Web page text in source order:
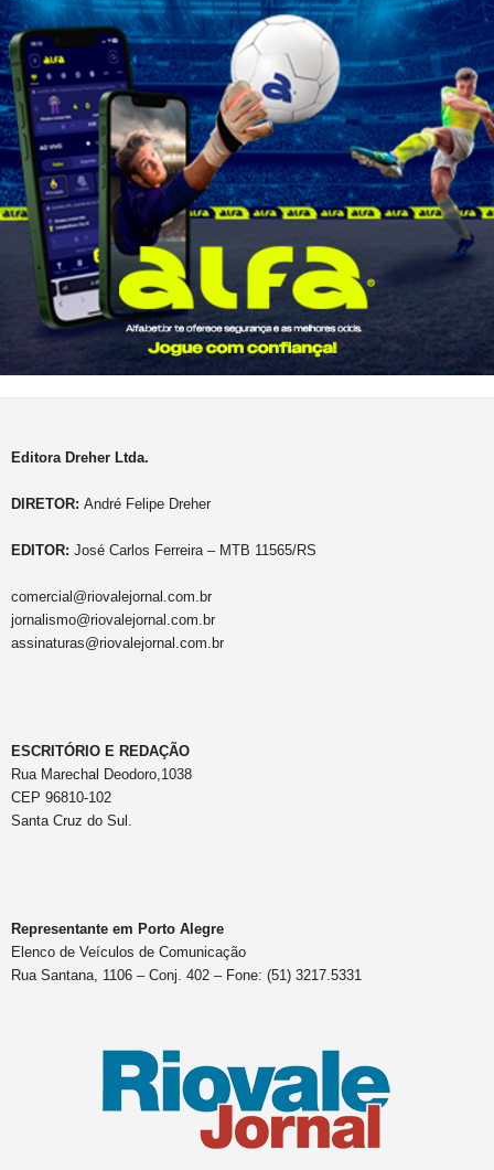
Editora Dreher Ltda.
DIRETOR: André Felipe Dreher
EDITOR: José Carlos Ferreira – MTB 11565/RS
comercial@riovalejornal.com.br
jornalismo@riovalejornal.com.br
assinaturas@riovalejornal.com.br
ESCRITÓRIO E REDAÇÃO
Rua Marechal Deodoro,1038
CEP 96810-102
Santa Cruz do Sul.
Representante em Porto Alegre
Elenco de Veículos de Comunicação
Rua Santana, 1106 – Conj. 402 – Fone: (51) 3217.5331